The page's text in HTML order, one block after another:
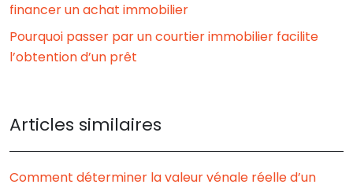
financer un achat immobilier
Pourquoi passer par un courtier immobilier facilite
l’obtention d’un prêt
Articles similaires
Comment déterminer la valeur vénale réelle d’un